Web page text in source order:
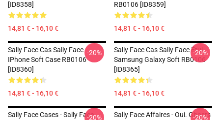
[ID8358]
14,81 € - 16,10 €
RB0106 [ID8359]
14,81 € - 16,10 €
Sally Face Cas Sally Face
IPhone Soft Case RB0106
[ID8360]
14,81 € - 16,10 €
-20%
Sally Face Cas Sally Face Étui
Samsung Galaxy Soft RB0106
[ID8365]
14,81 € - 16,10 €
-20%
Sally Face Cases - Sally Face-20%
Sally Face Affaires - Oui. Ghosts
-20%